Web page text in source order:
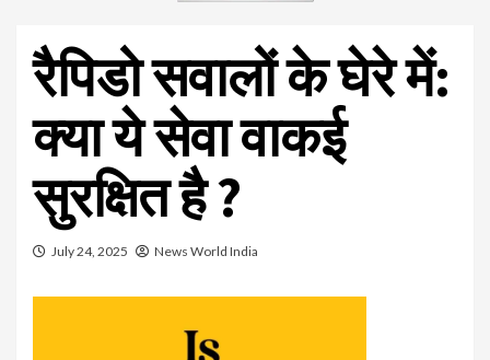
रैपिडो सवालों के घेरे में:
क्या ये सेवा वाकई
सुरक्षित है ?
July 24, 2025 News World India